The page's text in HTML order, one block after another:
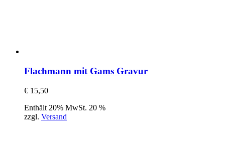
Flachmann mit Gams Gravur
€ 15,50
Enthält 20% MwSt. 20 %
zzgl. Versand